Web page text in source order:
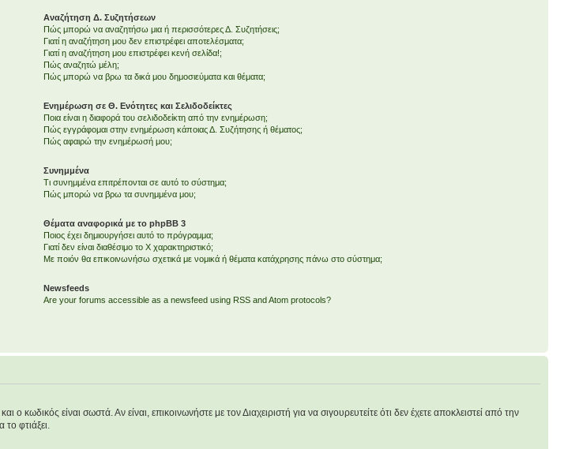
Αναζήτηση Δ. Συζητήσεων
Πώς μπορώ να αναζητήσω μια ή περισσότερες Δ. Συζητήσεις;
Γιατί η αναζήτηση μου δεν επιστρέφει αποτελέσματα;
Γιατί η αναζήτηση μου επιστρέφει κενή σελίδα!;
Πώς αναζητώ μέλη;
Πώς μπορώ να βρω τα δικά μου δημοσιεύματα και θέματα;
Ενημέρωση σε Θ. Ενότητες και Σελιδοδείκτες
Ποια είναι η διαφορά του σελιδοδείκτη από την ενημέρωση;
Πώς εγγράφομαι στην ενημέρωση κάποιας Δ. Συζήτησης ή θέματος;
Πώς αφαιρώ την ενημέρωσή μου;
Συνημμένα
Τι συνημμένα επιτρέπονται σε αυτό το σύστημα;
Πώς μπορώ να βρω τα συνημμένα μου;
Θέματα αναφορικά με το phpBB 3
Ποιος έχει δημιουργήσει αυτό το πρόγραμμα;
Γιατί δεν είναι διαθέσιμο το Χ χαρακτηριστικό;
Με ποιόν θα επικοινωνήσω σχετικά με νομικά ή θέματα κατάχρησης πάνω στο σύστημα;
Newsfeeds
Are your forums accessible as a newsfeed using RSS and Atom protocols?
είναι σωστά. Αν είναι, επικοινωνήστε με τον Διαχειριστή για να σιγουρευτείτε ότι δεν έχετε αποκλειστεί από την
φτιάξει.